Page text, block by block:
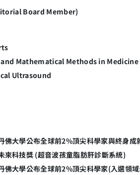
Board Member)
Mathematical Methods in Medicine
Ultrasound
佛大學公布全球前2%頂尖科學家與終身
來科技獎 (超音波孩童脂肪肝診斷系統)
佛大學公布全球前2%頂尖科學家(入選領